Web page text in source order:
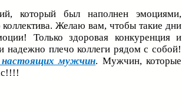
который был наполнен эмоциями,
Желаю вам, чтобы такие дни
Только здоровая конкуренция и
надежно плечо коллеги рядом с собой!
настоящих мужчин. Мужчин, которые